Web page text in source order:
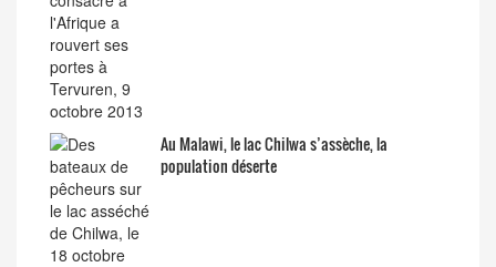
Au Malawi, le lac Chilwa s’assèche, la
population déserte